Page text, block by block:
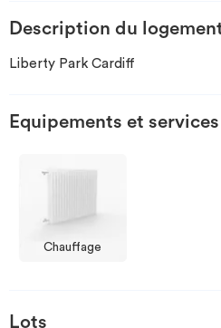
Investir
Blog
Description du
Liberty Park Cardiff
Equipements et
Chauffage
Lots